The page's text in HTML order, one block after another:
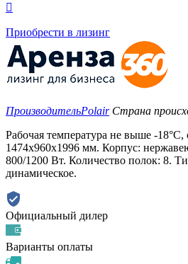

Приобрести в лизинг
ПроизводительPolair Страна
Рабочая температура не выше -
1474х960х1996 мм. Корпус:
800/1200 Вт. Количество полок: 8.
динамическое.
Официальный дилер
Варианты оплаты